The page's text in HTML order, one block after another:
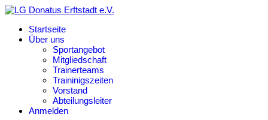
Startseite
Über uns
Sportangebot
Mitgliedschaft
Trainerteams
Traininigszeiten
Vorstand
Abteilungsleiter
Anmelden